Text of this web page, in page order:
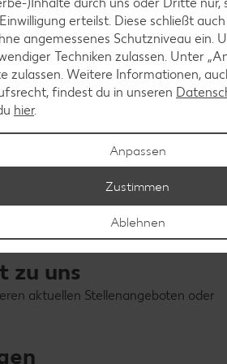
zu uns
aktuellen Stellenangeboten oder
erteilst. Diese schließt
angemessenes Schutzniveau ein.
Techniken zulassen. Unter
zulassen. Weitere Informationen,
findest du in unseren
hier.
Anpassen
Ablehnen
Zustimmen